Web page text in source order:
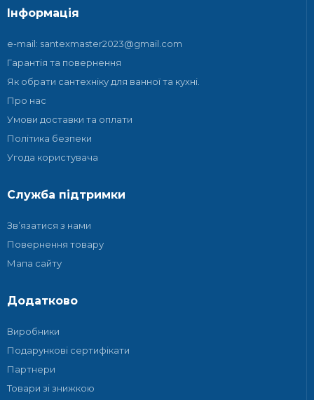
Інформація
e-mail: santexmaster2023@gmail.com
Гарантія та повернення
Як обрати сантехніку для ванної та кухні.
Про нас
Умови доставки та оплати
Політика безпеки
Угода користувача
Служба підтримки
Зв’язатися з нами
Повернення товару
Мапа сайту
Додатково
Виробники
Подарункові сертифікати
Партнери
Товари зі знижкою